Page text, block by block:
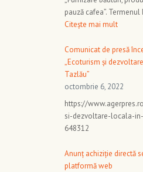
pauză cafea”.
Citește mai mult
Comunicat de presă
„Ecoturism și
Tazlău”
octombrie 6, 2022
https://
si-dezvoltare-locala-
648312
Anunț achiziție directă
platformă web